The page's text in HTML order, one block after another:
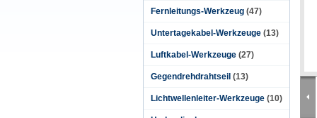
Fernleitungs-Werkzeug (47)
Untertagekabel-Werkzeuge (13)
Luftkabel-Werkzeuge (27)
Gegendrehdrahtseil (13)
Lichtwellenleiter-Werkzeuge (10)